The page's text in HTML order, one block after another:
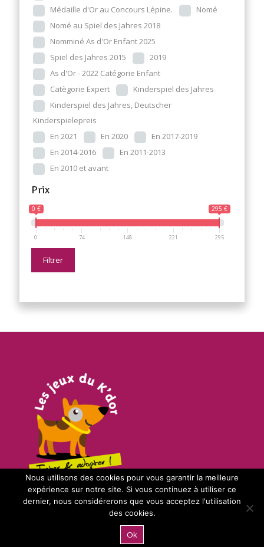
Médaille d'Or au Concours Lépine.
Nomé
Nomé au Spiel des Jahres 2018
Nomminé As d'Or Enfant 2025
Spiel des Jahres 2015
2019
As d'Or - 2022 Catégorie Enfant
Catègorie Expert
Kinderspiel des Jahres
Kinderspiel des Jahres, Deutscher
Kinderspielepreis
En 2021
En 2020
En 2017-2019
En 2014-2016
En 2011-2013
En 2010 et avant
Prix
0 € 295 €
0 74 148 221 295
Filtrer
INFORMATIONS
Nous utilisons des cookies pour vous garantir la meilleure
expérience sur notre site. Si vous continuez à utiliser ce
dernier, nous considérerons que vous acceptez l'utilisation
des cookies.
Ok